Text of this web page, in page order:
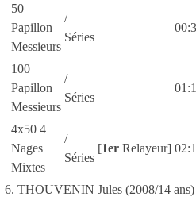
50
Papillon
Messieurs
/
Séries
100
Papillon
Messieurs
/
Séries
4x50 4
Nages
Mixtes
/
Séries
[1er Relayeur]
6. THOUVENIN Jules (2008/14